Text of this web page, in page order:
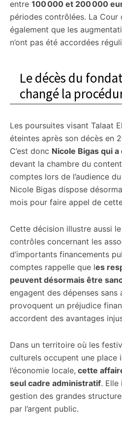
entre 100 000 et 200 000
périodes contrôlées. La Cour
également que les
n’ont pas été accordées
Le décès du
changé la
Les poursuites visant Talaat
éteintes après son décès en
C’est donc Nicole Bigas qui
devant la chambre du
comptes lors de l’audience
Nicole Bigas dispose
mois pour faire appel de
Cette décision illustre aussi
contrôles concernant les
d’importants financements
comptes rappelle que les
peuvent désormais être
engagent des dépenses sans
provoquent un préjudice
accordent des avantages
Dans un territoire où les
culturels occupent une place
l’économie locale, cette
seul cadre administratif. Elle
gestion des grandes
par l’argent public.